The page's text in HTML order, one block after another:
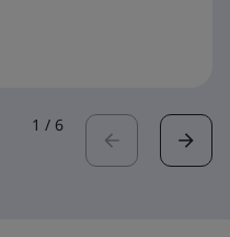
1 / 6